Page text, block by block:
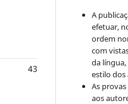
43
A
efetuar,
ordem
com
da
estilo dos
As
aos